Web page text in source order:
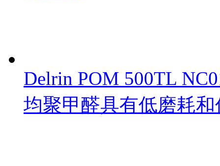
Delrin POM 500TL
均聚甲醛具有低磨耗